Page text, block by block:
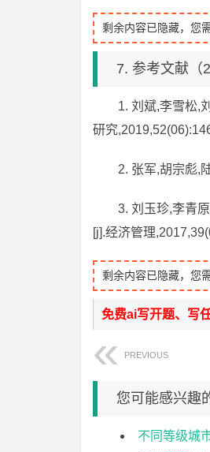
剩余内容已隐藏，您
7. 参考文献（
1. 刘斌,李雪松,
研究
2. 张军,胡宗彪,
3. 刘玉珍,李青
[j].经济管理
剩余内容已隐藏，您
免费ai写开题、写
PREVIOUS
您可能感兴趣
不同等级城